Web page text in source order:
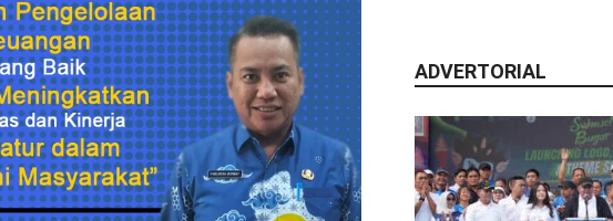
ADVERTORIAL